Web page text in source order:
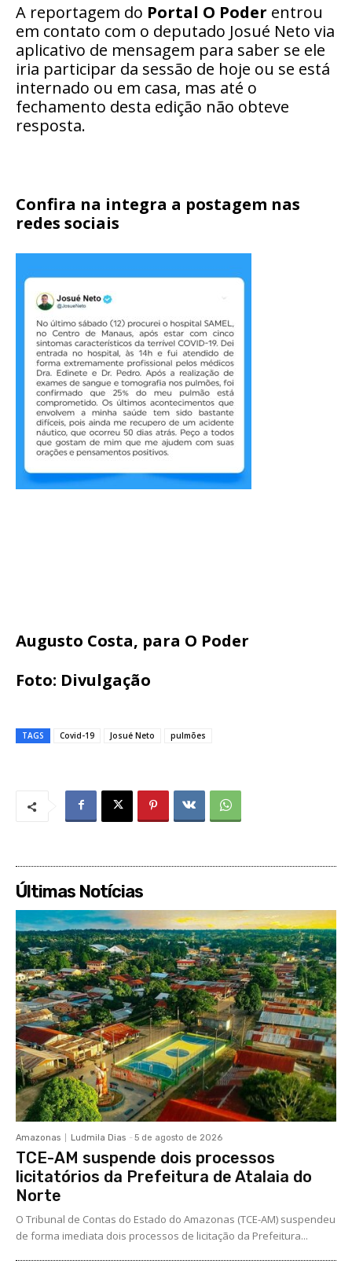
A reportagem do Portal O Poder entrou
em contato com o deputado Josué Neto via
aplicativo de mensagem para saber se ele
iria participar da sessão de hoje ou se está
internado ou em casa, mas até o
fechamento desta edição não obteve
resposta.
Confira na integra a postagem nas
redes sociais
Augusto Costa, para O Poder
Foto: Divulgação
TAGS Covid-19 Josué Neto pulmões
Últimas Notícias
Amazonas Ludmila Dias - 5 de agosto de 2026
TCE-AM suspende dois processos
licitatórios da Prefeitura de Atalaia do
Norte
O Tribunal de Contas do Estado do Amazonas (TCE-AM) suspendeu
de forma imediata dois processos de licitação da Prefeitura...